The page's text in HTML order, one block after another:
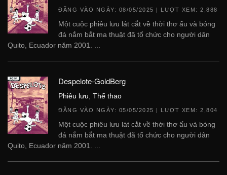
ĐĂNG VÀO NGÀY: 08/05/2025 | LƯỢT XEM: 2,888
Một cuộc phiêu lưu lát cắt về thời thơ ấu và bóng
đá nắm bắt ma thuật đã tổ chức cho người dân
Quito, Ecuador năm 2001. ...
Despelote-GoldBerg
Phiêu lưu Thể thao
ĐĂNG VÀO NGÀY: 05/05/2025 | LƯỢT XEM: 2,804
Một cuộc phiêu lưu lát cắt về thời thơ ấu và bóng
đá nắm bắt ma thuật đã tổ chức cho người dân
Quito, Ecuador năm 2001. ...